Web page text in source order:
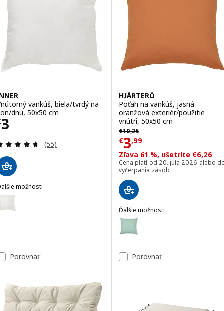
vankúš, biela/tvrdý na
dnu, 50x50 cm
3 € 3
Prehľad: 4.6 z 5 hviezdy. Celkové hodnotenie:
(55)
možnosti
INNER, Vnútorný vankúš, biela/tvrdý na von/dnu, 65x65 cm
INNER, Vnútorný vankúš, biela/tvrdý na von/dnu, 40x58 cm
HJÄRTERÖ
Poťah na vankúš, jasná
oranžová exteriér/použitie
vnútri, 50x50 cm
€10,25
Pôvodná cena € 10,25
€3,99
Cena € 3,99
Zľava 61 %, ušetríte €6,26
Cena platí od 20. júla 2026 alebo
vyčerpania zásob
Ďalšie možnosti
HJÄRTERÖ
Voliteľné: HJÄRTERÖ, Poťah
Porovnať Porovnať